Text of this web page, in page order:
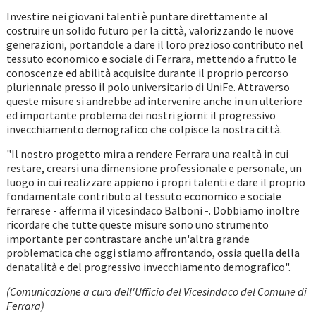
Investire nei giovani talenti è puntare direttamente al
costruire un solido futuro per la città, valorizzando le nuove
generazioni, portandole a dare il loro prezioso contributo nel
tessuto economico e sociale di Ferrara, mettendo a frutto le
conoscenze ed abilità acquisite durante il proprio percorso
pluriennale presso il polo universitario di UniFe. Attraverso
queste misure si andrebbe ad intervenire anche in un ulteriore
ed importante problema dei nostri giorni: il progressivo
invecchiamento demografico che colpisce la nostra città.
"Il nostro progetto mira a rendere Ferrara una realtà in cui
restare, crearsi una dimensione professionale e personale, un
luogo in cui realizzare appieno i propri talenti e dare il proprio
fondamentale contributo al tessuto economico e sociale
ferrarese - afferma il vicesindaco Balboni -. Dobbiamo inoltre
ricordare che tutte queste misure sono uno strumento
importante per contrastare anche un'altra grande
problematica che oggi stiamo affrontando, ossia quella della
denatalità e del progressivo invecchiamento demografico".
(Comunicazione a cura dell'Ufficio del Vicesindaco del Comune di
Ferrara)